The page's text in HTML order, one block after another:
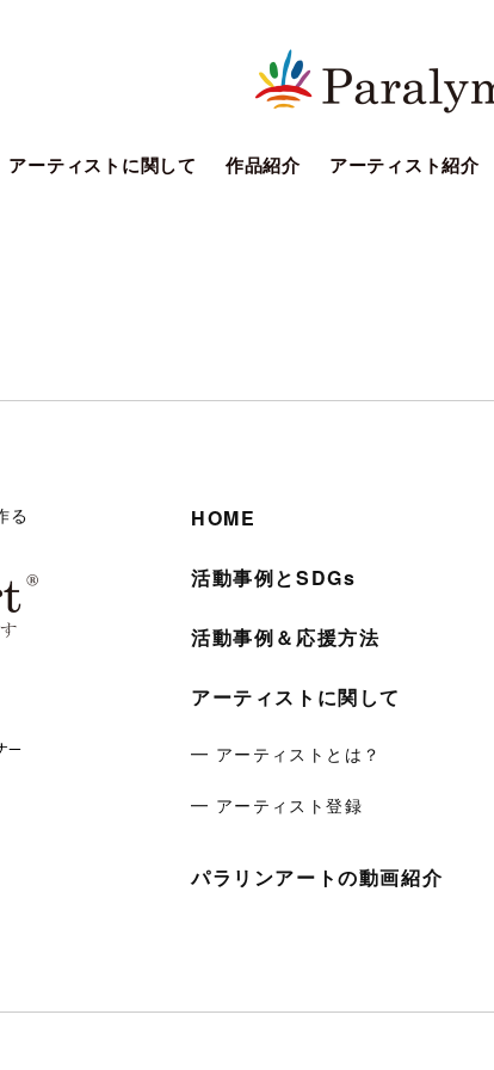
アーティストに関して 作品紹介 アーティスト紹介
る HOME
活動事例とSDGs
活動事例＆応援方法
アーティストに関して
━ アーティストとは？
━ アーティスト登録
パラリンアートの動画紹介